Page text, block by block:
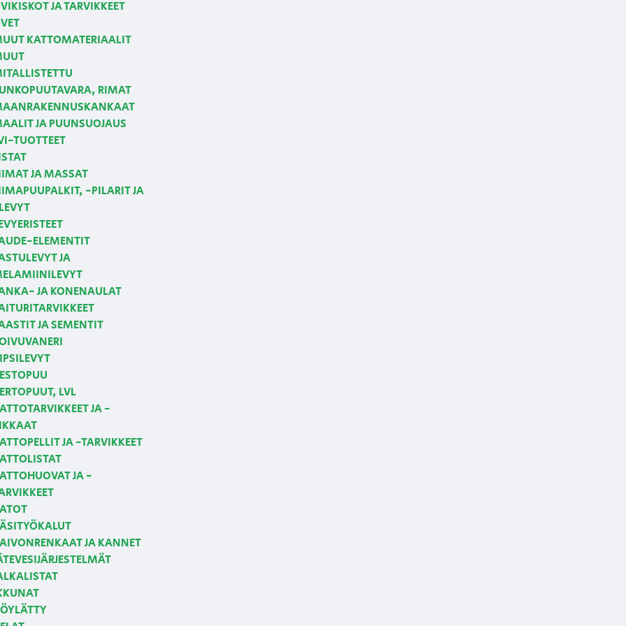
JA TARVIKKEET
KATTOMATERIAALIT
RIMAT
JA PUUNSUOJAUS
TUOTTEET
JA MASSAT
-PILARIT JA
ELEMENTIT
JA
JA KONENAULAT
JA SEMENTIT
LVL
JA -
JA -TARVIKKEET
JA -
JA KANNET